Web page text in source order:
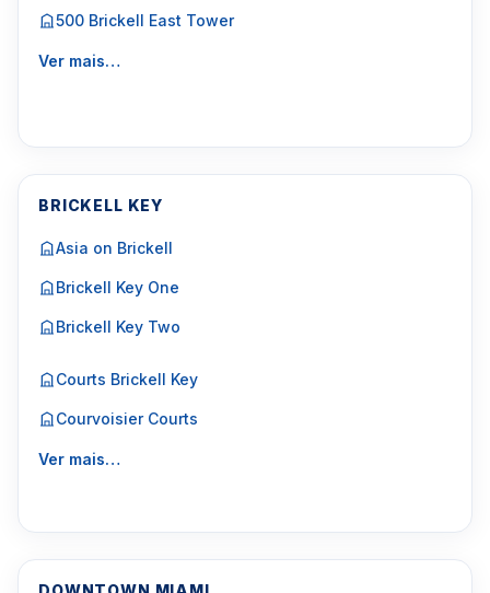
500 Brickell East Tower
Ver mais…
BRICKELL KEY
Asia on Brickell
Brickell Key One
Brickell Key Two
Courts Brickell Key
Courvoisier Courts
Ver mais…